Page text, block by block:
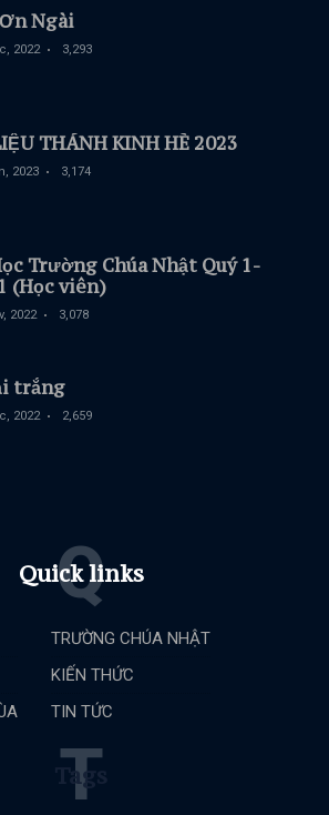
Ngài
2022 3,293
THÁNH KINH HÈ 2023
2023 3,174
Trường Chúa Nhật Quý 1-
(Học viên)
2022 3,078
trắng
2022 2,659
Quick links
Q
TRƯỜNG CHÚA NHẬT
KIẾN THỨC
TIN TỨC
Tags
T